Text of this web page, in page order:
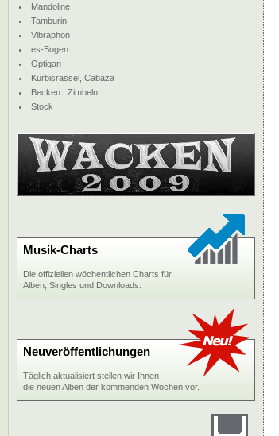
Mandoline
Tamburin
Vibraphon
es-Bogen
Optigan
Kürbisrassel, Cabaza
Becken., Zimbeln
Stock
Musik-Charts
Die offiziellen wöchentlichen Charts für
Alben, Singles und Downloads.
Neuveröffentlichungen
Täglich aktualisiert stellen wir Ihnen
die neuen Alben der kommenden Wochen vor.